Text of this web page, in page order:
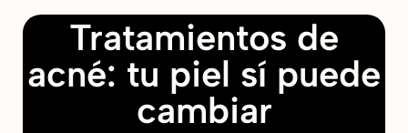
Tratamientos de
acné: tu piel sí puede
cambiar